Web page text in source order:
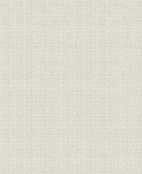
事業所
「依田
『東京
石版画
明治17
した。
経営者;役員
大沢省
専務取
経営者 若き日の
投資 元佐倉藩
事業所
明治中
(築地)